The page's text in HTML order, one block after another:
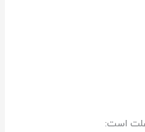
علت است: